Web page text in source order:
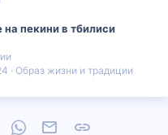
пекини в тбилиси
Образ жизни и традиции
PinterestWhatsAppЭлектронная почта